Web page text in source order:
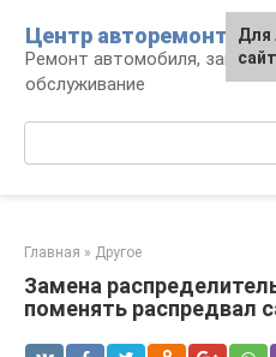
контенту
Центр авторемонта
Ремонт автомобиля,
обслуживание
Главная » Другое
Замена
поменять распредвал
Для